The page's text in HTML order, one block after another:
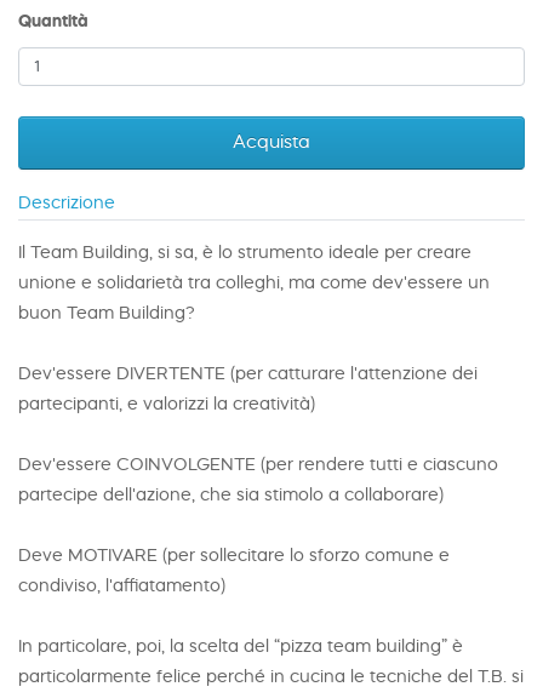
Quantità
Acquista
Descrizione
Il Team Building, si sa, è lo strumento ideale per creare
unione e solidarietà tra colleghi, ma come dev'essere un
buon Team Building?
Dev'essere DIVERTENTE (per catturare l'attenzione dei
partecipanti, e valorizzi la creatività)
Dev'essere COINVOLGENTE (per rendere tutti e ciascuno
partecipe dell'azione, che sia stimolo a collaborare)
Deve MOTIVARE (per sollecitare lo sforzo comune e
condiviso, l'affiatamento)
In particolare, poi, la scelta del “pizza team building” è
particolarmente felice perché in cucina le tecniche del T.B. si